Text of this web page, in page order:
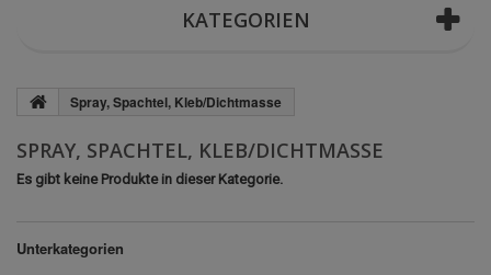
KATEGORIEN
Spray, Spachtel, Kleb/Dichtmasse
SPRAY, SPACHTEL, KLEB/DICHTMASSE
Es gibt keine Produkte in dieser Kategorie.
Unterkategorien